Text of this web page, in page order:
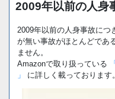
2009年以前の人身
2009年以前の人身事故につ
が無い事故がほとんどであ
ません。
Amazonで取り扱っている
」
に詳しく載っております